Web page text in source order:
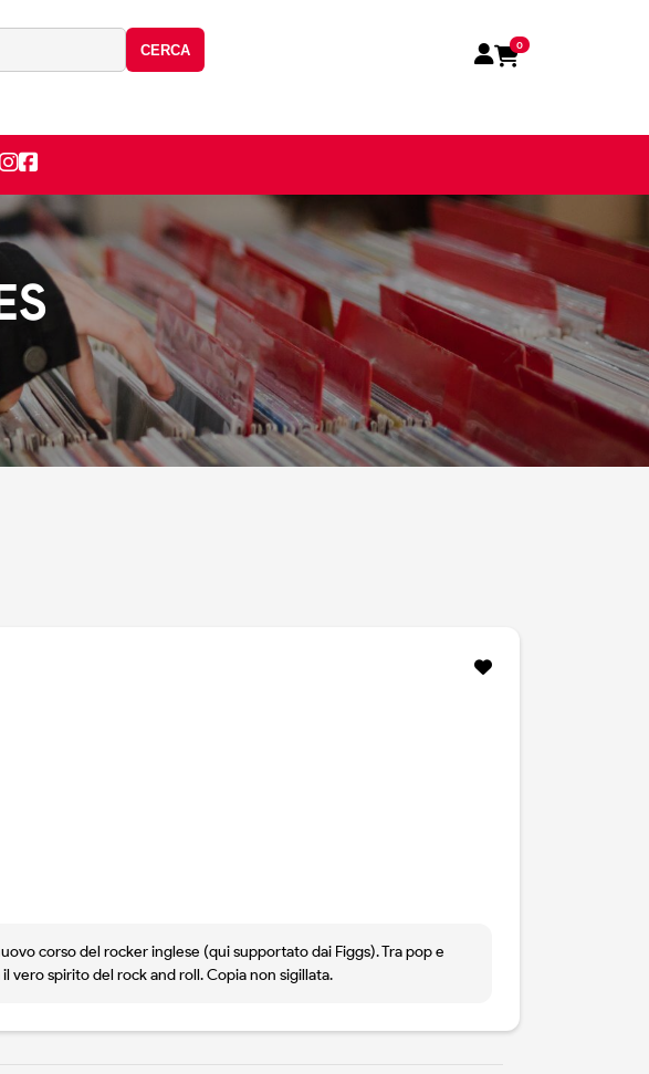
CERCA 0
corso del rocker inglese (qui supportato dai Figgs). Tra pop e
vero spirito del rock and roll. Copia non sigillata.